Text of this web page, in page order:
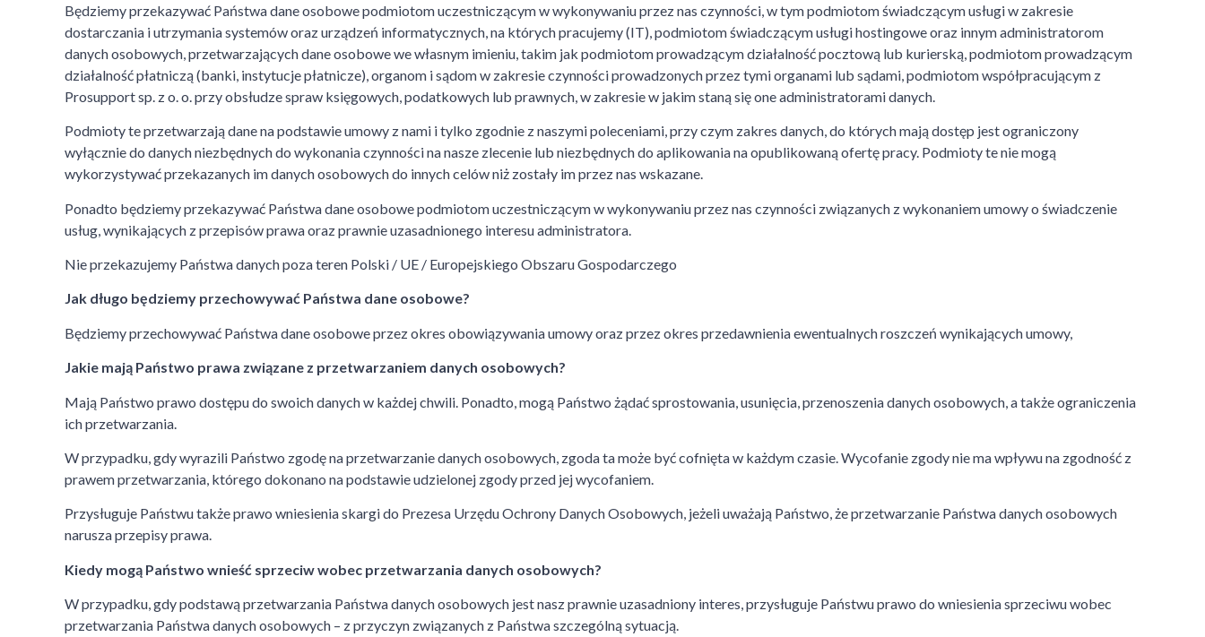
Będziemy przekazywać Państwa dane osobowe podmiotom uczestniczącym w wykonywaniu przez nas czynności, w tym podmiotom świadczącym usługi w zakresie
dostarczania i utrzymania systemów oraz urządzeń informatycznych, na których pracujemy (IT), podmiotom świadczącym usługi hostingowe oraz innym administratorom
danych osobowych, przetwarzających dane osobowe we własnym imieniu, takim jak podmiotom prowadzącym działalność pocztową lub kurierską, podmiotom prowadzącym
działalność płatniczą (banki, instytucje płatnicze), organom i sądom w zakresie czynności prowadzonych przez tymi organami lub sądami, podmiotom współpracującym z
Prosupport sp. z o. o. przy obsłudze spraw księgowych, podatkowych lub prawnych, w zakresie w jakim staną się one administratorami danych.
Podmioty te przetwarzają dane na podstawie umowy z nami i tylko zgodnie z naszymi poleceniami, przy czym zakres danych, do których mają dostęp jest ograniczony
wyłącznie do danych niezbędnych do wykonania czynności na nasze zlecenie lub niezbędnych do aplikowania na opublikowaną ofertę pracy. Podmioty te nie mogą
wykorzystywać przekazanych im danych osobowych do innych celów niż zostały im przez nas wskazane.
Ponadto będziemy przekazywać Państwa dane osobowe podmiotom uczestniczącym w wykonywaniu przez nas czynności związanych z wykonaniem umowy o świadczenie
usług, wynikających z przepisów prawa oraz prawnie uzasadnionego interesu administratora.
Nie przekazujemy Państwa danych poza teren Polski / UE / Europejskiego Obszaru Gospodarczego
Jak długo będziemy przechowywać Państwa dane osobowe?
Będziemy przechowywać Państwa dane osobowe przez okres obowiązywania umowy oraz przez okres przedawnienia ewentualnych roszczeń wynikających umowy,
Jakie mają Państwo prawa związane z przetwarzaniem danych osobowych?
Mają Państwo prawo dostępu do swoich danych w każdej chwili. Ponadto, mogą Państwo żądać sprostowania, usunięcia, przenoszenia danych osobowych, a także ograniczenia
ich przetwarzania.
W przypadku, gdy wyrazili Państwo zgodę na przetwarzanie danych osobowych, zgoda ta może być cofnięta w każdym czasie. Wycofanie zgody nie ma wpływu na zgodność z
prawem przetwarzania, którego dokonano na podstawie udzielonej zgody przed jej wycofaniem.
Przysługuje Państwu także prawo wniesienia skargi do Prezesa Urzędu Ochrony Danych Osobowych, jeżeli uważają Państwo, że przetwarzanie Państwa danych osobowych
narusza przepisy prawa.
Kiedy mogą Państwo wnieść sprzeciw wobec przetwarzania danych osobowych?
W przypadku, gdy podstawą przetwarzania Państwa danych osobowych jest nasz prawnie uzasadniony interes, przysługuje Państwu prawo do wniesienia sprzeciwu wobec
przetwarzania Państwa danych osobowych – z przyczyn związanych z Państwa szczególną sytuacją.